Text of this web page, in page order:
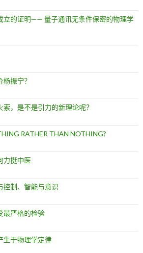
立的证明—— 量子通讯无条件保密的物理学
振宁？
，是不是引力的新理论呢？
RATHER THAN NOTHING?
力挺中医
控制、智能与意识
最严格的检验
生于物理学定律